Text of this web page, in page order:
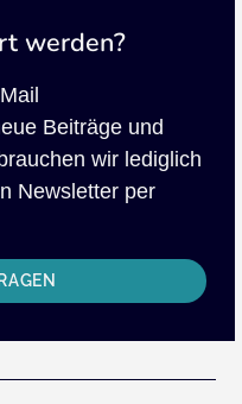
werden?
Beiträge und
wir lediglich
Newsletter per